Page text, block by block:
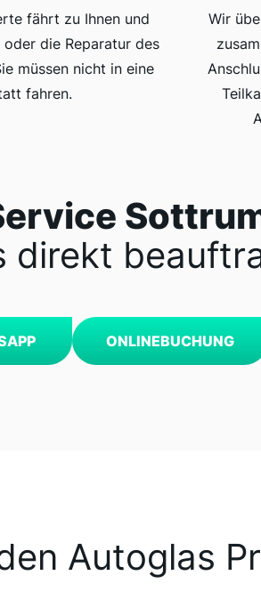
fährt zu Ihnen und
die Reparatur des
müssen nicht in eine
fahren.
Wir
direkt
ONLINEBUCHUNG
Autoglas